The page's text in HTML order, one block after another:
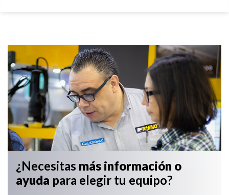
¿Necesitas más información o
ayuda para elegir tu equipo?